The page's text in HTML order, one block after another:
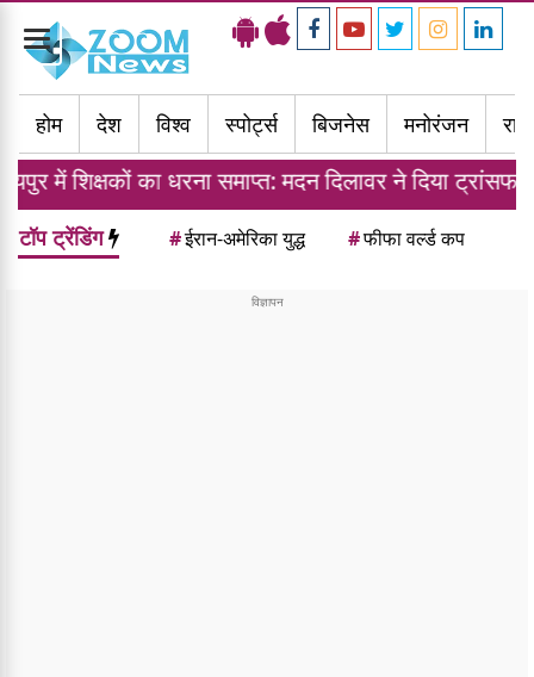
Toggle
navigation
होम
देश विश्व स्पोर्ट्स बिजनेस मनोरंजन
धरना समाप्त: मदन दिलावर ने दिया ट्रांसफर नीति का
टॉप ट्रेंडिंग #ईरान-अमेरिका युद्ध #फीफा वर्ल्ड कप